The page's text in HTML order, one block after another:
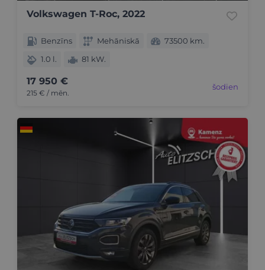
Volkswagen T-Roc, 2022
Benzīns Mehāniskā
73500 km.
1.0 l.
81 kW.
17 950 €
215 € / mēn.
šodien